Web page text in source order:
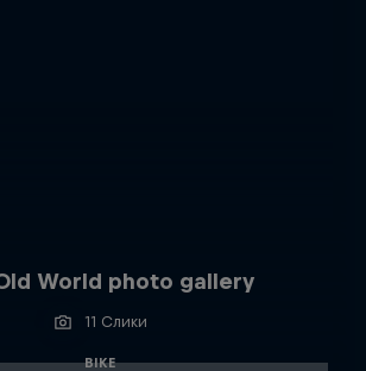
World photo gallery
11 Слики
BIKE